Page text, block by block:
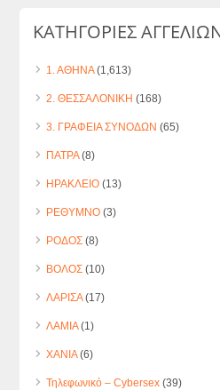
ΚΑΤΗΓΟΡΙΕΣ
1. ΑΘΗΝΑ(1,613)
2. ΘΕΣΣΑΛΟΝΙΚΗ (168)
3. ΓΡΑΦΕΙΑ ΣΥΝΟΔΩΝ (65)
ΠΑΤΡΑ(8)
ΗΡΑΚΛΕΙΟ (13)
ΡΕΘΥΜΝΟ (3)
ΡΟΔΟΣ (8)
ΒΟΛΟΣ (10)
ΛΑΡΙΣΑ(17)
ΛΑΜΙΑ(1)
ΧΑΝΙΑ(6)
Τηλεφωνικό – Cybersex (39)